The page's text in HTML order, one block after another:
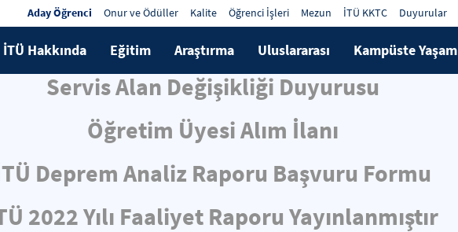
Aday Öğrenci Onur ve Ödüller Kalite Öğrenci İşleri Mezun İTÜ KKTC Duyurular
İTÜ Hakkında Eğitim Araştırma Uluslararası Kampüste Yaşam
Servis Alan Değişikliği Duyurusu
Öğretim Üyesi Alım İlanı
Deprem Analiz Raporu Başvuru Formu
2022 Yılı Faaliyet Raporu Yayınlanmıştır